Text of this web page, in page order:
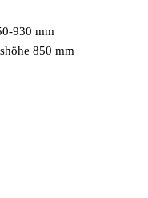
930 mm
850 mm